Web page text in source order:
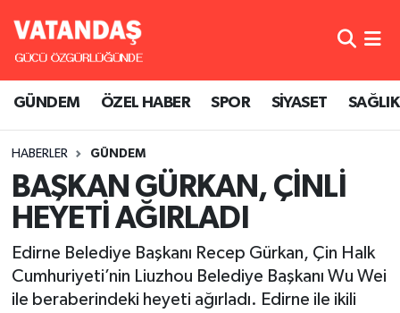
GÜNDEM ÖZEL HABER SPOR SİYASET SAĞLIK
HABERLER GÜNDEM
BAŞKAN GÜRKAN, ÇİNLİ
HEYETİ AĞIRLADI
Edirne Belediye Başkanı Recep Gürkan, Çin Halk
Cumhuriyeti’nin Liuzhou Belediye Başkanı Wu Wei
ile beraberindeki heyeti ağırladı. Edirne ile ikili
GÜNDEM
SPOR
SİYASET
SAĞLIK
Hava Durumu
Süper Lig Puan Durumu ve Fikstür
Tüm Manşetler
Son Dakika Haberleri
Haber Arşivi